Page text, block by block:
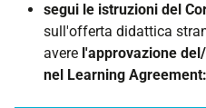
segui le istruzioni del
sull'offerta didattica
avere l'approvazione
nel Learning Agreement: